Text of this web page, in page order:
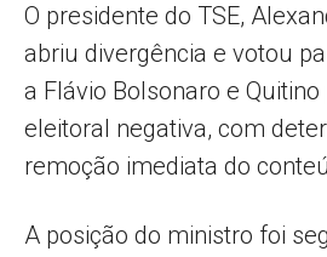
O presidente do TSE,
abriu divergência e votou
a Flávio Bolsonaro e
eleitoral negativa, com
remoção imediata do
A posição do ministro foi